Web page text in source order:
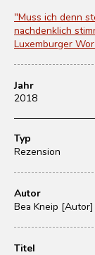
"Muss ich denn
nachdenklich
Luxemburger
Jahr
2018
Typ
Rezension
Autor
Bea Kneip [Autor]
Titel